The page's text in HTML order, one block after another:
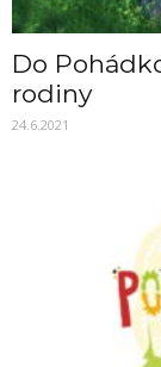
Do
rodiny
24.6.2021